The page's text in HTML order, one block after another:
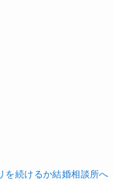
を続けるか結婚相談所へ